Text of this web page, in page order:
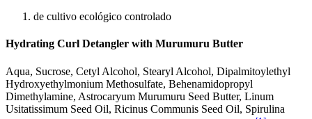
de cultivo ecológico controlado
Hydrating Curl Detangler with Murumuru Butter
Aqua, Sucrose, Cetyl Alcohol, Stearyl Alcohol, Dipalmitoylethyl
Hydroxyethylmonium Methosulfate, Behenamidopropyl
Dimethylamine, Astrocaryum Murumuru Seed Butter, Linum
Usitatissimum Seed Oil, Ricinus Communis Seed Oil, Spirulina